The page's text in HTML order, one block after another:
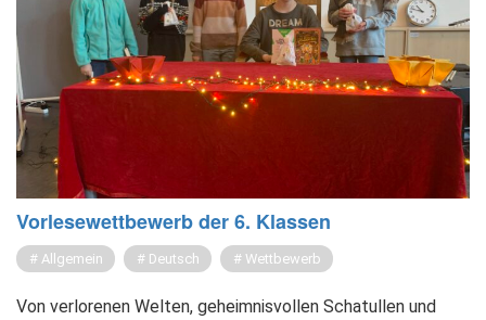
Vor­le­se­wett­be­werb der 6. Klas­sen
Allgemein Deutsch Wettbewerb
Von verlorenen Welten, geheimnisvollen Schatullen und